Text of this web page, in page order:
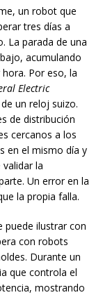
un robot que
tres días a
La parada de una
acumulando
Por eso, la
Electric
un reloj suizo.
de distribución
cercanos a los
en el mismo día y
la
Un error en la
la propia falla.
puede ilustrar con
con robots
Durante un
que controla el
mostrando